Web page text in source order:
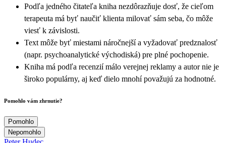
Podľa jedného čitateľa kniha nezdôrazňuje dosť, že cieľom
terapeuta má byť naučiť klienta milovať sám seba, čo môže
viesť k závislosti.
Text môže byť miestami náročnejší a vyžadovať predznalosť
(napr. psychoanalytické východiská) pre plné pochopenie.
Kniha má podľa recenzií málo verejnej reklamy a autor nie je
široko populárny, aj keď dielo mnohí považujú za hodnotné.
Pomohlo vám zhrnutie?
Pomohlo
Nepomohlo